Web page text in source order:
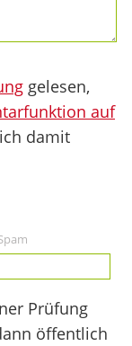
gelesen,
auf
damit
Prüfung
öffentlich